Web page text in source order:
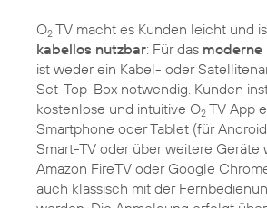
O2 TV macht es Kunden leicht und
kabellos nutzbar: Für das moderne
ist weder ein Kabel- oder
Set-Top-Box notwendig. Kunden
kostenlose und intuitive O2 TV App
Smartphone oder Tablet (für
Smart-TV oder über weitere Geräte
Amazon FireTV oder Google
auch klassisch mit der